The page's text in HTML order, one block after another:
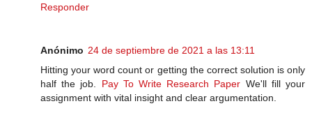
Responder
Anónimo 24 de septiembre de 2021 a las 13:11
Hitting your word count or getting the correct solution is only
half the job. Pay To Write Research Paper We'll fill your
assignment with vital insight and clear argumentation.